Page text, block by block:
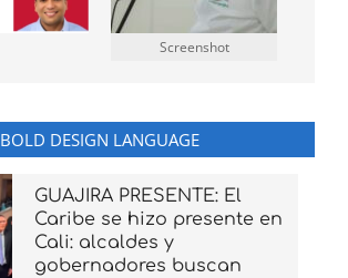
Screenshot
BOLD DESIGN LANGUAGE
GUAJIRA PRESENTE: El
Caribe se hizo presente en
Cali: alcaldes y
gobernadores buscan